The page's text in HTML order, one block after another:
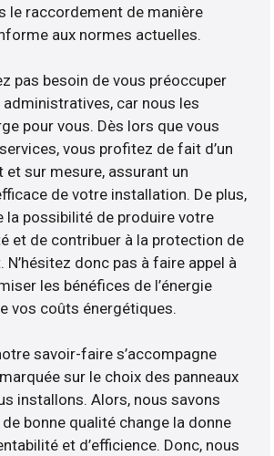
le raccordement de manière
aux normes actuelles.
pas besoin de vous préoccuper
car nous les
pour vous. Dès lors que vous
vous profitez de fait d’un
sur mesure, assurant un
de votre installation. De plus,
la possibilité de produire votre
et de contribuer à la protection de
N’hésitez donc pas à faire appel à
les bénéfices de l’énergie
vos coûts énergétiques.
savoir-faire s’accompagne
sur le choix des panneaux
installons. Alors, nous savons
bonne qualité change la donne
et d’efficience. Donc, nous